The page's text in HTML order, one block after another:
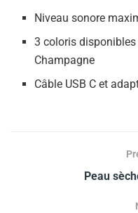
Niveau sonore
3 coloris
Champagne
Câble USB C et
Peau